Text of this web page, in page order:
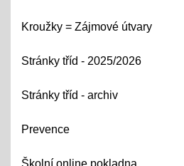
Kroužky = Zájmové útvary
Stránky tříd - 2025/2026
Stránky tříd - archiv
Prevence